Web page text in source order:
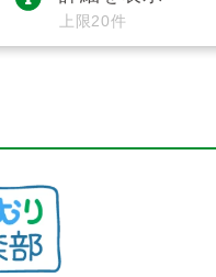
上限20件